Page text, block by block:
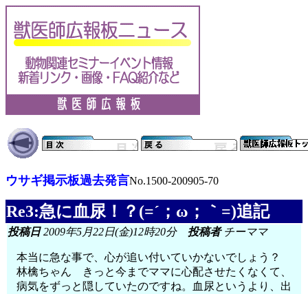
ウサギ掲示板過去発言No.1500-200905-70
Re3:急に血尿！？(=´；ω；｀=)追記
投稿日2009年5月22日(金)12時20分 投稿者チーママ
本当に急な事で、心が追い付いていかないでしょう？
林檎ちゃん きっと今までママに心配させたくなくて、
病気をずっと隠していたのですね。血尿というより、出